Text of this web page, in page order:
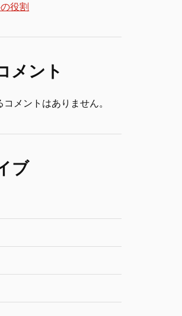
役割
メント
メントはありません。
ブ